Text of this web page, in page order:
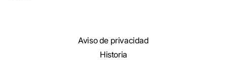
Aviso de privacidad
Historia